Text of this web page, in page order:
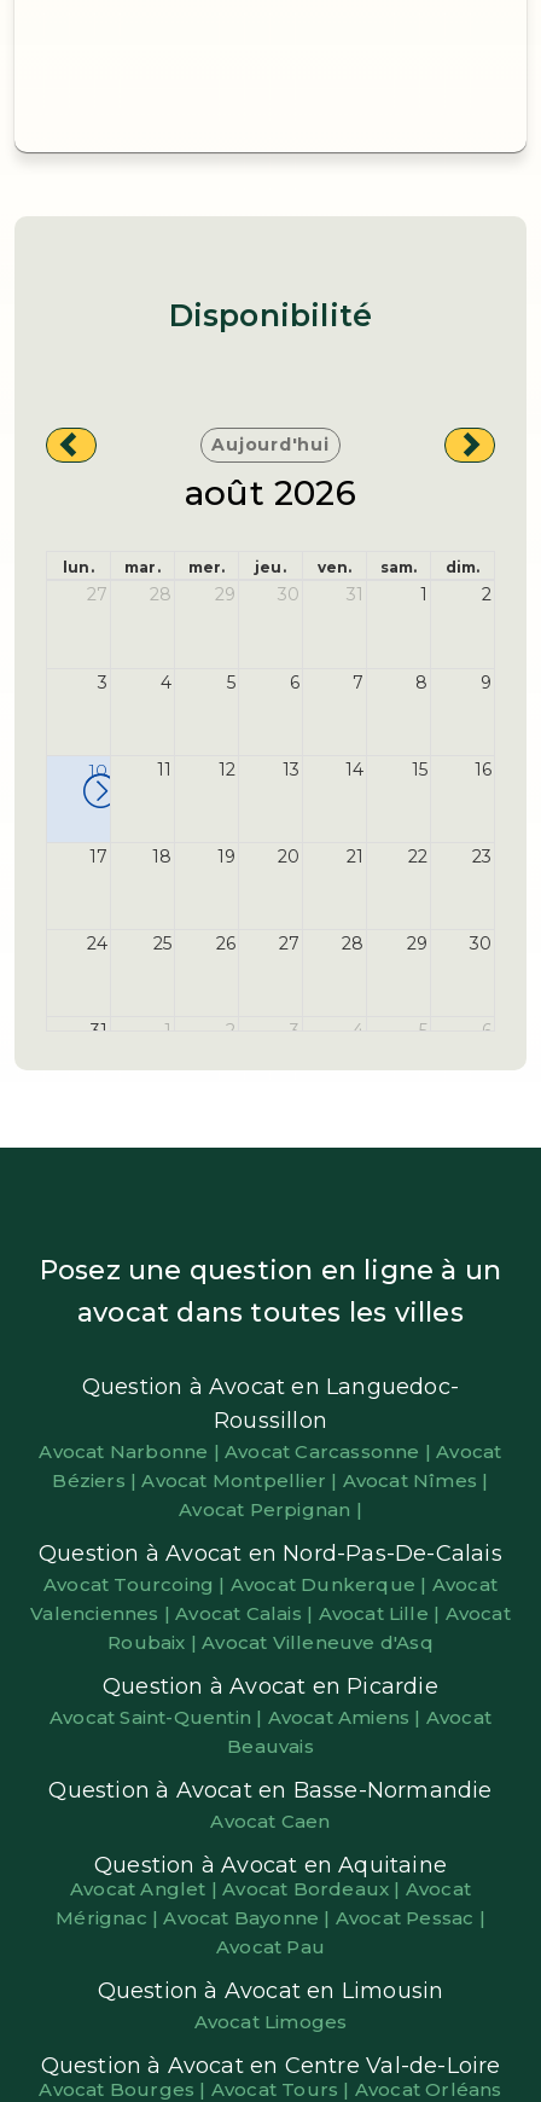
Disponibilité
Aujourd'hui
août 2026
lun. mar. mer. jeu. ven. sam. dim.
27 28 29 30 31 1 2
3 4 5 6 7 8 9
10 11 12 13 14 15 16
17 18 19 20 21 22 23
24 25 26 27 28 29 30
31 1 2 3 4 5 6
Posez une question en ligne à un
avocat dans toutes les villes
Question à Avocat en Languedoc-
Roussillon
Avocat Narbonne |Avocat Carcassonne |Avocat
Béziers |Avocat Montpellier | Avocat Nîmes |
Avocat Perpignan |
Question à Avocat en Nord-Pas-De-Calais
Avocat Tourcoing | Avocat Dunkerque | Avocat
Valenciennes |Avocat Calais | Avocat Lille | Avocat
Roubaix |Avocat Villeneuve d'Asq
Question à Avocat en Picardie
Avocat Saint-Quentin | Avocat Amiens | Avocat
Beauvais
Question à Avocat en Basse-Normandie
Avocat Caen
Question à Avocat en Aquitaine
Avocat Anglet |Avocat Bordeaux | Avocat
Mérignac |Avocat Bayonne | Avocat Pessac |
Avocat Pau
Question à Avocat en Limousin
Avocat Limoges
Question à Avocat en Centre Val-de-Loire
Avocat Bourges | Avocat Tours | Avocat Orléans